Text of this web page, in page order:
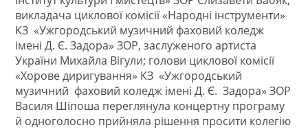
викладача циклової комісії «Народні інструменти»
КЗ «Ужгородський музичний фаховий коледж
імені Д. Є. Задора» ЗОР, заслуженого артиста
України Михайла Вігули; голови циклової комісії
«Хорове диригування» КЗ «Ужгородський
музичний фаховий коледж імені Д. Є. Задора» ЗОР
Василя Шіпоша переглянула концертну програму
й одноголосно прийняла рішення просити колегію